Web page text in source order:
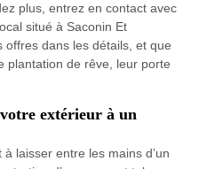
plus, entrez en contact avec
situé à Saconin Et
dans les détails, et que
plantation de rêve, leur porte
extérieur à un
laisser entre les mains d’un